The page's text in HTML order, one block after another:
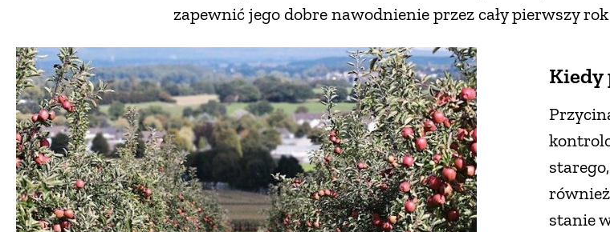
zapewnić jego dobre nawodnienie przez cały pierwszy
Kiedy
stanie